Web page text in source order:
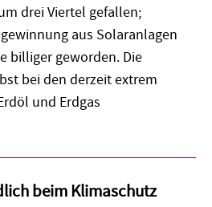
drei Viertel gefallen;
aus Solaranlagen
billiger geworden. Die
bei den derzeit extrem
und Erdgas
beim Klimaschutz